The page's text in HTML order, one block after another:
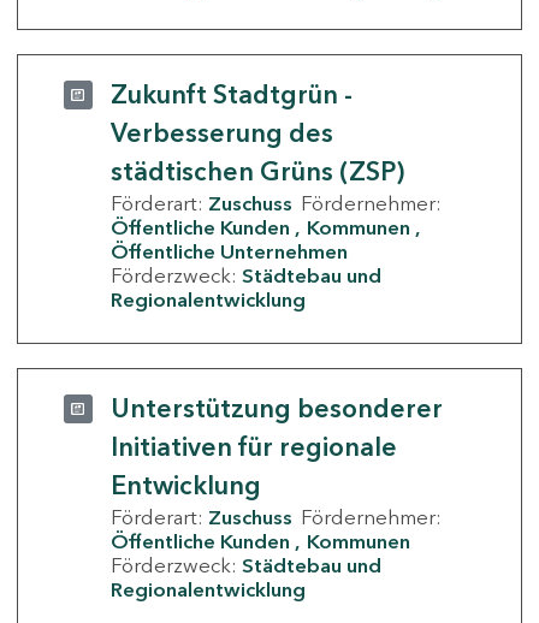
Zukunft Stadtgrün -
Verbesserung des
städtischen Grüns (ZSP)
Förderart: Zuschuss Fördernehmer:
Öffentliche Kunden
Kommunen
Öffentliche Unternehmen
Förderzweck: Städtebau und
Regionalentwicklung
Unterstützung besonderer
Initiativen für regionale
Entwicklung
Förderart: Zuschuss Fördernehmer:
Öffentliche Kunden
Kommunen
Förderzweck: Städtebau und
Regionalentwicklung